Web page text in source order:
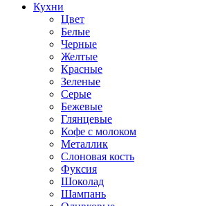
Кухни
Цвет
Белые
Черные
Желтые
Красные
Зеленые
Серые
Бежевые
Глянцевые
Кофе с молоком
Металлик
Слоновая кость
Фуксия
Шоколад
Шампань